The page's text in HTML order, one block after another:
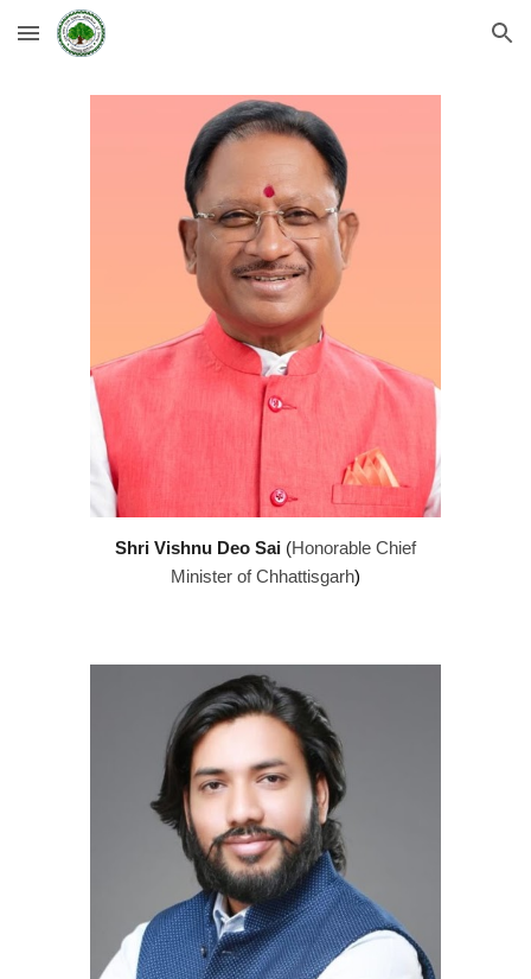
Skip to main content Skip to navigation
Shri Vishnu Deo Sai (Honorable Chief
Minister of Chhattisgarh)